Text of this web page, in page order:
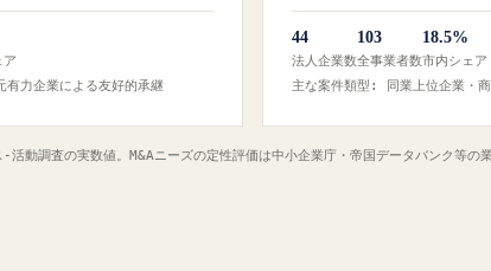
ア
力企業による友好的承継
44
法人企業数
103
全事業者数
18.5%
市内シェア
主な案件類型: 同業上位企業・
動調査の実数値。M&Aニーズの定性評価は中小企業庁・帝国データバンク等の